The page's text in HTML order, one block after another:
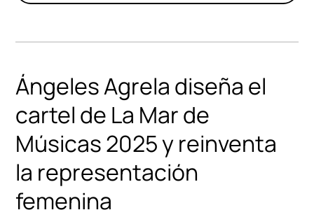
Ángeles Agrela diseña el
cartel de La Mar de
Músicas 2025 y reinventa
la representación
femenina